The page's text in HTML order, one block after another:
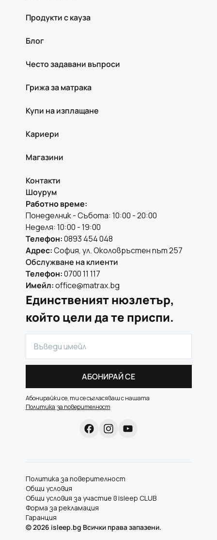
Продукти с кауза
Блог
Често задавани въпроси
Грижа за матрака
Купи на изплащане
Кариери
Магазини
Контакти
Шоурум
Работно време:
Понеделник - Събота: 10:00 - 20:00
Неделя: 10:00 - 19:00
Телефон:0893 454 048
Адрес:София, ул. Околовръстен път 257
Обслужване на клиенти
Телефон:0700 11 117
Имейл:office@matrax.bg
Единственият нюзлетър,
който цели да те приспи.
АБОНИРАЙ СЕ
Абонирайки се, ти се съгласяваш с нашата
Политика за поверителност
Политика за поверителност
Общи условия
Общи условия за участие в isleep CLUB
Форма за рекламация
Гаранция
©2026 isleep.bg Всички права запазени.